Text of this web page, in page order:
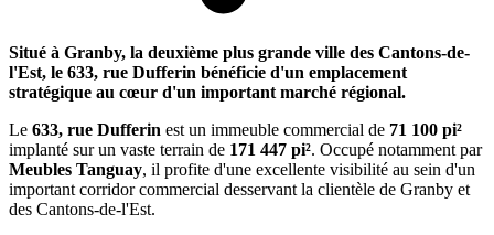
Situé à Granby, la deuxième plus grande ville des Cantons-de-
l'Est, le 633, rue Dufferin bénéficie d'un emplacement
stratégique au cœur d'un important marché régional.
Le 633, rue Dufferin est un immeuble commercial de 71 100 pi²
implanté sur un vaste terrain de 171 447 pi². Occupé notamment par
Meubles Tanguay, il profite d'une excellente visibilité au sein d'un
important corridor commercial desservant la clientèle de Granby et
des Cantons-de-l'Est.